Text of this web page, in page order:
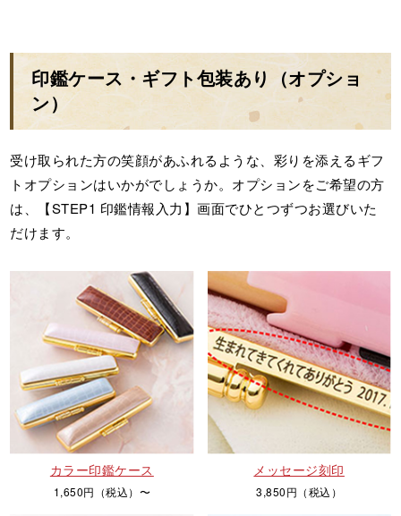
印鑑ケース・ギフト包装あり（オプショ
ン）
受け取られた方の笑顔があふれるような、彩りを添えるギフ
トオプションはいかがでしょうか。オプションをご希望の方
は、【STEP1 印鑑情報入力】画面でひとつずつお選びいた
だけます。
カラー印鑑ケース
1,650円（税込）〜
メッセージ刻印
3,850円（税込）